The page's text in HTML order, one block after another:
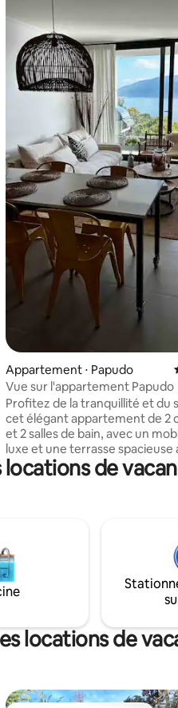
sur 5
sur la base de 124
Appartement ⋅ Papudo
Vue sur l'appartement Papudo
Profitez de la tranquillité et du
cet élégant appartement de 2
et 2 salles de bain, avec un
luxe et une terrasse spacieuse
barbecue intégré et une vue
sur l'océan. À seulement 5
qui préserve le charme de la
chilienne. Il dispose d'une salle
d'espaces verts aménagés
sentiers de promenade, d'un
d'une piscine et d'un brasero
de
locations de